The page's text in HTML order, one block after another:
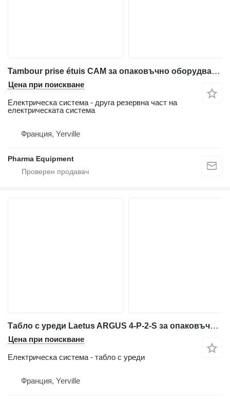
Tambour prise étuis CAM за опаковъчно оборудване CAM HF
Цена при поискване
Електрическа система - друга резервна част на
електрическата система
Франция, Yerville
Pharma Equipment
Табло с уреди Laetus ARGUS 4-P-2-S за опаковъчно оборудване
Цена при поискване
Електрическа система - табло с уреди
Франция, Yerville